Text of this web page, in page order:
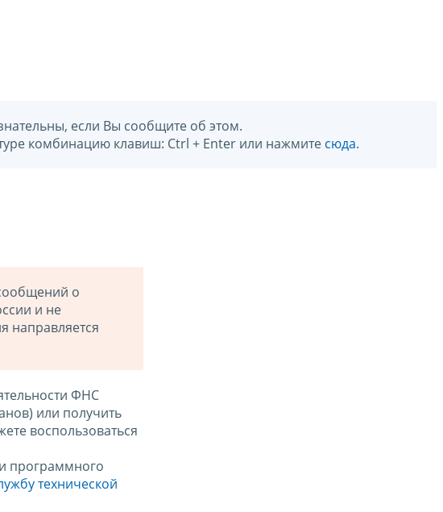
если Вы сообщите об этом.
комбинацию клавиш: Ctrl + Enter или нажмите сюда.
о
и не
направляется
ФНС
или получить
воспользоваться
программного
технической